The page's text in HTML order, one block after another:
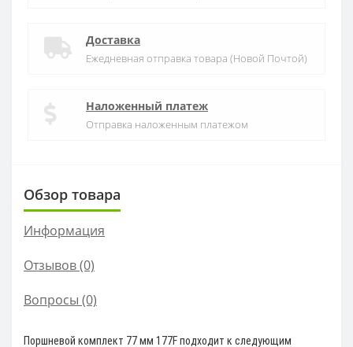
Доставка
Ежедневная отправка товара (Новой Почтой)
Наложенный платеж
Отправка наложенным платежом
Обзор товара
Информация
Отзывов (0)
Вопросы (0)
Поршневой комплект 77 мм 177F подходит к следующим